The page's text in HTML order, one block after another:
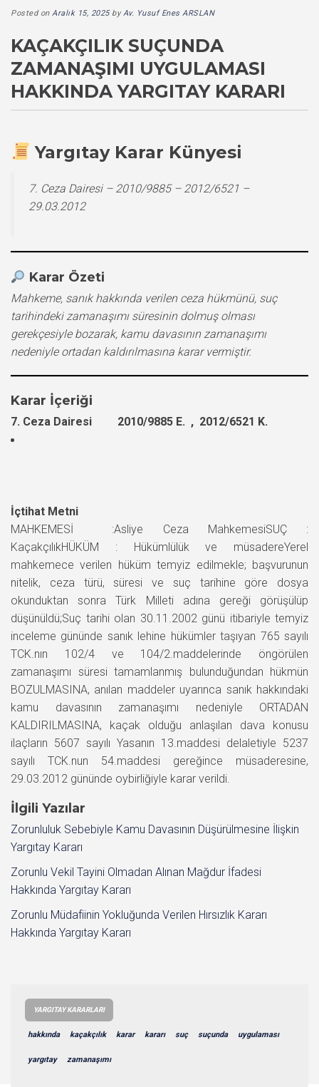
Posted on Aralık 15, 2025byAv. Yusuf Enes ARSLAN
KAÇAKÇILIK SUÇUNDA
ZAMANAŞIMI UYGULAMASI
HAKKINDA YARGITAY KARARI
Yargıtay Karar Künyesi
7. Ceza Dairesi – 2010/9885 – 2012/6521 –
29.03.2012
Karar Özeti
Mahkeme, sanık hakkında verilen ceza hükmünü, suç
tarihindeki zamanaşımı süresinin dolmuş olması
gerekçesiyle bozarak, kamu davasının zamanaşımı
nedeniyle ortadan kaldırılmasına karar vermiştir.
Karar İçeriği
7. Ceza Dairesi 2010/9885 E. , 2012/6521 K.
İçtihat Metni
MAHKEMESİ :Asliye Ceza MahkemesiSUÇ :
KaçakçılıkHÜKÜM : Hükümlülük ve müsadereYerel
mahkemece verilen hüküm temyiz edilmekle; başvurunun
nitelik, ceza türü, süresi ve suç tarihine göre dosya
okunduktan sonra Türk Milleti adına gereği görüşülüp
düşünüldü;Suç tarihi olan 30.11.2002 günü itibariyle temyiz
inceleme gününde sanık lehine hükümler taşıyan 765 sayılı
TCK.nın 102/4 ve 104/2.maddelerinde öngörülen
zamanaşımı süresi tamamlanmış bulunduğundan hükmün
BOZULMASINA, anılan maddeler uyarınca sanık hakkındaki
kamu davasının zamanaşımı nedeniyle ORTADAN
KALDIRILMASINA, kaçak olduğu anlaşılan dava konusu
ilaçların 5607 sayılı Yasanın 13.maddesi delaletiyle 5237
sayılı TCK.nun 54.maddesi gereğince müsaderesine,
29.03.2012 gününde oybirliğiyle karar verildi.
İlgili Yazılar
Zorunluluk Sebebiyle Kamu Davasının Düşürülmesine İlişkin
Yargıtay Kararı
Zorunlu Vekil Tayini Olmadan Alınan Mağdur İfadesi
Hakkında Yargıtay Kararı
Zorunlu Müdafiinin Yokluğunda Verilen Hırsızlık Kararı
Hakkında Yargıtay Kararı
YARGITAY KARARLARI
hakkında kaçakçılık karar kararı suç suçunda uygulaması
yargıtay zamanaşımı